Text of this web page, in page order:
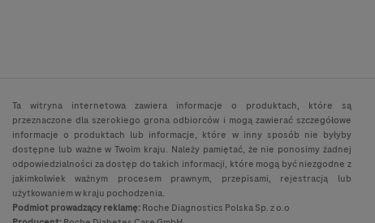
Ta witryna internetowa zawiera informacje o produktach, które są
przeznaczone dla szerokiego grona odbiorców i mogą zawierać szczegółowe
informacje o produktach lub informacje, które w inny sposób nie byłyby
dostępne lub ważne w Twoim kraju. Należy pamiętać, że nie ponosimy żadnej
odpowiedzialności za dostęp do takich informacji, które mogą być niezgodne z
jakimkolwiek ważnym procesem prawnym, przepisami, rejestracją lub
użytkowaniem w kraju pochodzenia.
Podmiot prowadzący reklamę:Roche Diagnostics Polska Sp. z o.o